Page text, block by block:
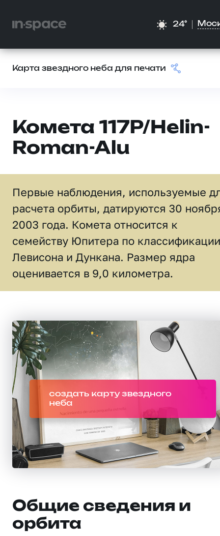
24°
Карта звездного неба для печати
Комета 117P/Helin-
Roman-Alu
Первые наблюдения, используемые
расчета орбиты, датируются 30
2003 года. Комета относится к
семейству Юпитера по классификации
Левисона и Дункана. Размер ядра
оценивается в 9,0 километра.
создать карту звездного
неба
Общие сведения и
орбита